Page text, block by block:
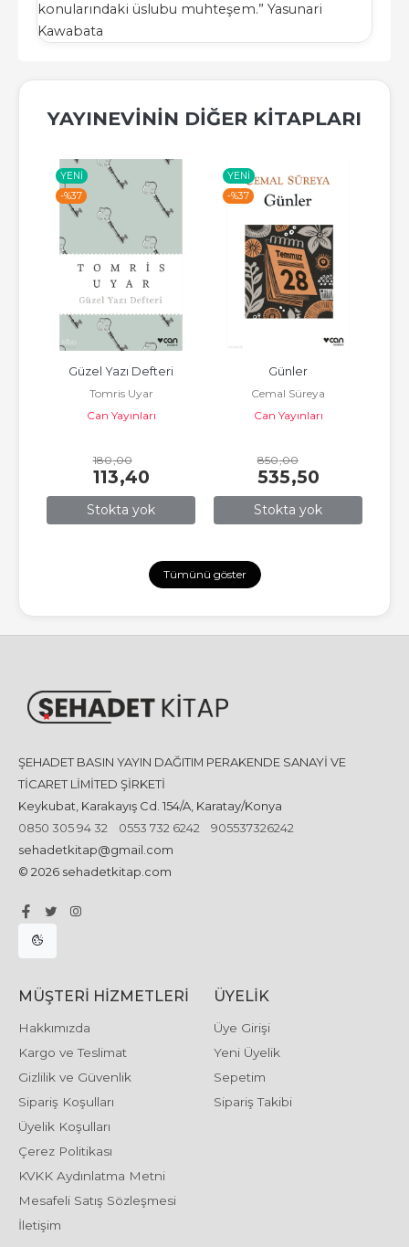
konularındaki üslubu muhteşem.” Yasunari
Kawabata
YAYINEVININ DIĞER KITAPLARI
YENI
-%37
Stokta yok
Güzel Yazı Defteri
Tomris Uyar
Can Yayınları
180,00
113,40
YENI
-%37
Stokta yok
Günler
Cemal Süreya
Can Yayınları
850,00
535,50
Tümünü göster
ŞEHADET BASIN YAYIN DAĞITIM PERAKENDE SANAYİ VE
TİCARET LİMİTED ŞİRKETİ
Keykubat, Karakayış Cd. 154/A, Karatay/Konya
0850 305 94 32
0553 732 6242
905537326242
sehadetkitap@gmail.com
© 2026 sehadetkitap.com
MÜŞTERI HIZMETLERI
Hakkımızda
Kargo ve Teslimat
Gizlilik ve Güvenlik
Sipariş Koşulları
Üyelik Koşulları
Çerez Politikası
KVKK Aydınlatma Metni
Mesafeli Satış Sözleşmesi
İletişim
ÜYELIK
Üye Girişi
Yeni Üyelik
Sepetim
Sipariş Takibi